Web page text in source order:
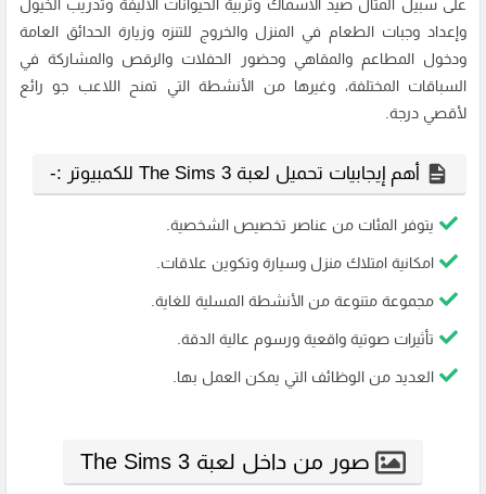
على سبيل المثال صيد الأسماك وتربية الحيوانات الأليفة وتدريب الخيول
وإعداد وجبات الطعام في المنزل والخروج للتنزه وزيارة الحدائق العامة
ودخول المطاعم والمقاهي وحضور الحفلات والرقص والمشاركة في
السباقات المختلفة، وغيرها من الأنشطة التي تمنح اللاعب جو رائع
لأقصي درجة.
أهم إيجابيات تحميل لعبة The Sims 3 للكمبيوتر :-
يتوفر المئات من عناصر تخصيص الشخصية.
امكانية امتلاك منزل وسيارة وتكوين علاقات.
مجموعة متنوعة من الأنشطة المسلية للغاية.
تأثيرات صوتية واقعية ورسوم عالية الدقة.
العديد من الوظائف التي يمكن العمل بها.
صور من داخل لعبة The Sims 3